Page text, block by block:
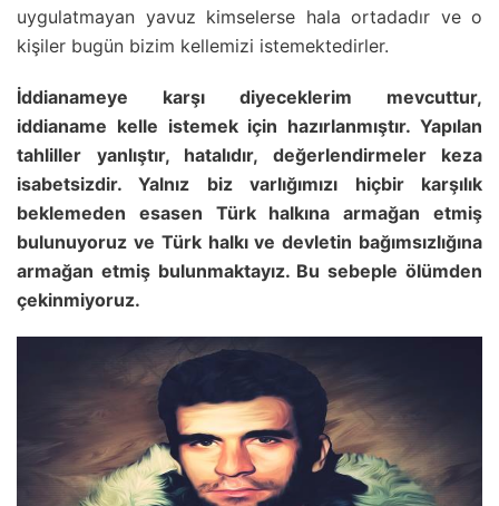
uygulatmayan yavuz kimselerse hala ortadadır ve o
kişiler bugün bizim kellemizi istemektedirler.
İddianameye karşı diyeceklerim mevcuttur,
iddianame kelle istemek için hazırlanmıştır. Yapılan
tahliller yanlıştır, hatalıdır, değerlendirmeler keza
isabetsizdir. Yalnız biz varlığımızı hiçbir karşılık
beklemeden esasen Türk halkına armağan etmiş
bulunuyoruz ve Türk halkı ve devletin bağımsızlığına
armağan etmiş bulunmaktayız. Bu sebeple ölümden
çekinmiyoruz.